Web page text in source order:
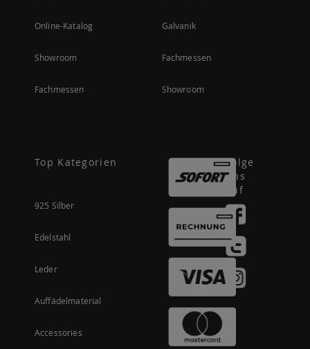
Online-Katalog
Showroom
Fachmessen
Galvanik
Fachmessen
Showroom
Top Kategorien
925 Silber
Edelstahl
Leder
Auffädelmaterial
Accessories
Folge
uns
auf